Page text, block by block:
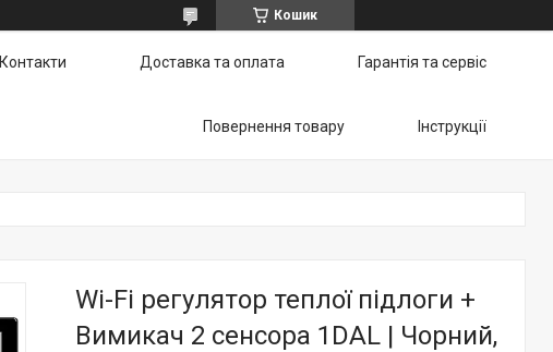
Кошик
Контакти Доставка та оплата Гарантія та сервіс
Повернення товару Інструкції
Wi-Fi регулятор теплої підлоги +
Вимикач 2 сенсора 1DAL | Чорний,